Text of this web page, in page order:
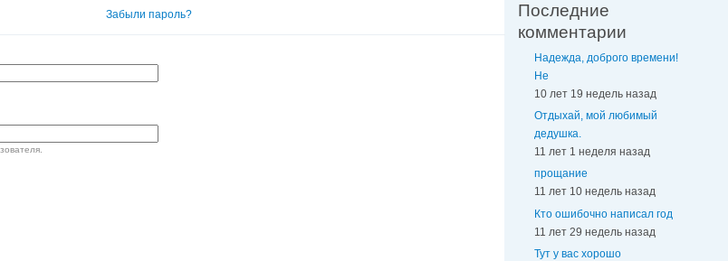
Забыли пароль?
Последние
комментарии
Надежда, доброго времени!
Не
10 лет 19 недель назад
Отдыхай, мой любимый
дедушка.
11 лет 1 неделя назад
прощание
11 лет 10 недель назад
Кто ошибочно написал год
11 лет 29 недель назад
Тут у вас хорошо